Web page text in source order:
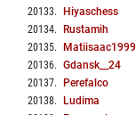
20133. Hiyaschess
20134. Rustamih
20135. Matiisaac1999
20136. Gdansk__24
20137. Perefalco
20138. Ludima